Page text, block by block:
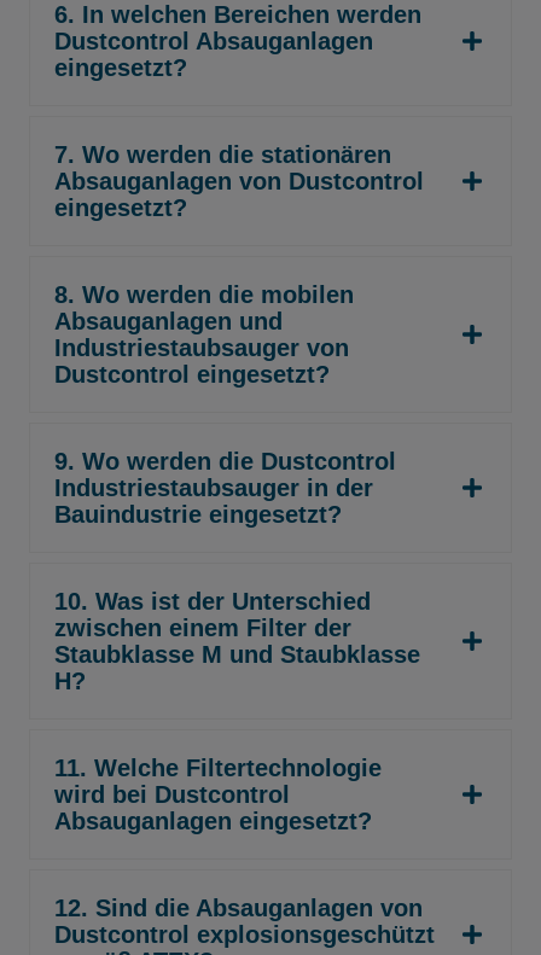
6. In welchen Bereichen werden
Dustcontrol Absauganlagen
eingesetzt?
7. Wo werden die stationären
Absauganlagen von Dustcontrol
eingesetzt?
8. Wo werden die mobilen
Absauganlagen und
Industriestaubsauger von
Dustcontrol eingesetzt?
9. Wo werden die Dustcontrol
Industriestaubsauger in der
Bauindustrie eingesetzt?
10. Was ist der Unterschied
zwischen einem Filter der
Staubklasse M und Staubklasse
H?
11. Welche Filtertechnologie
wird bei Dustcontrol
Absauganlagen eingesetzt?
12. Sind die Absauganlagen von
Dustcontrol explosionsgeschützt